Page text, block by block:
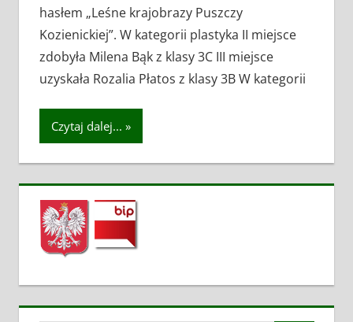
hasłem „Leśne krajobrazy Puszczy
Kozienickiej”. W kategorii plastyka II miejsce
zdobyła Milena Bąk z klasy 3C III miejsce
uzyskała Rozalia Płatos z klasy 3B W kategorii
Czytaj dalej...